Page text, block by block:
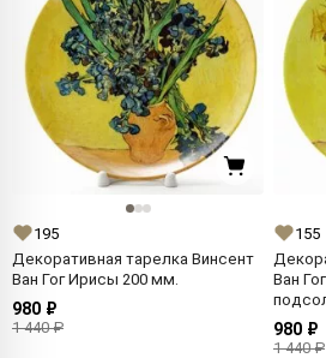
195
Декоративная тарелка Винсент
Ван Гог Ирисы 200 мм.
980 ₽
1 440 ₽
155
Ван
980 ₽
1 440 ₽